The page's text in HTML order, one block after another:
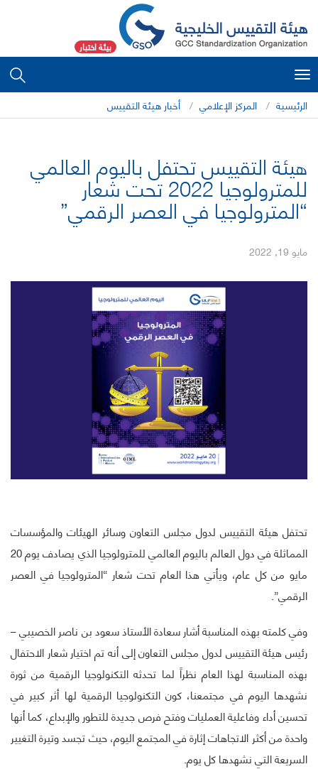
بيئة اختبار
Toggle
navigation
الرئيسية المركز الإعلامي أخبار هيئة التقييس
هيئة التقييس تحتفل باليوم العالمي
للمترولوجيا 2022 تحت شعار
“المترولوجيا في العصر الرقمي”
مايو 19, 2022
تحتفل هيئة التقييس لدول مجلس التعاون وسائر الهيئات والمؤسسات
المماثلة في دول العالم باليوم العالمي للمترولوجيا الذي يصادف يوم 20
مايو من كل عام، ويأتي هذا العام تحت شعار “المترولوجيا في العصر
الرقمي”.
وفي كلمته بهذه المناسبة أشار سعادة الأستاذ سعود بن ناصر الخصيبي –
رئيس هيئة التقييس لدول مجلس التعاون إلى أنه تم اختيار شعار الاحتفال
بهذه المناسبة لهذا العام نظراً لما تحدثه التكنولوجيا الرقمية من ثورة
نشهدها اليوم في مجتمعنا، كون التكنولوجيا الرقمية لها أثر كبير في
تحسين أداء وفاعلية العمليات وفتح فرص جديدة للتطور والإبداع، كما أنها
واحدة من أكثر الاتجاهات إثارة في المجتمع اليوم، حيث تجسد وتيرة التغيير
السريعة التي نشهدها كل يوم.